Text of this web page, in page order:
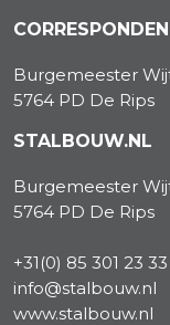
Burgemeester
5764 PD De Rips
STALBOUW.NL
Burgemeester
5764 PD De Rips
+31(0) 85 301 23 33
info@stalbouw.nl
www.stalbouw.nl